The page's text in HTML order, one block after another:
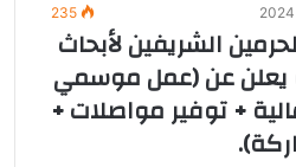
235
الشريفين لأبحاث
يعلن عن (عمل موسمي
+ توفير مواصلات +